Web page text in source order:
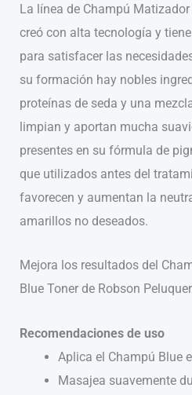
La línea de Champú
creó con alta tecnología y
para satisfacer las
su formación hay nobles
proteínas de seda y una
limpian y aportan mucha
presentes en su fórmula de
que utilizados antes del
favorecen y aumentan la
amarillos no deseados.
Mejora los resultados del
Blue Toner de Robson
Recomendaciones de uso
Aplica el Champú Blue
Masajea suavemente